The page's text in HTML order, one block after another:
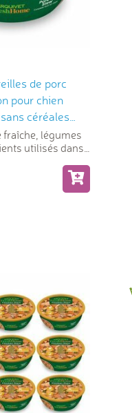
de porc
pour chien
céréales
fraîche, légumes
utilisés dans